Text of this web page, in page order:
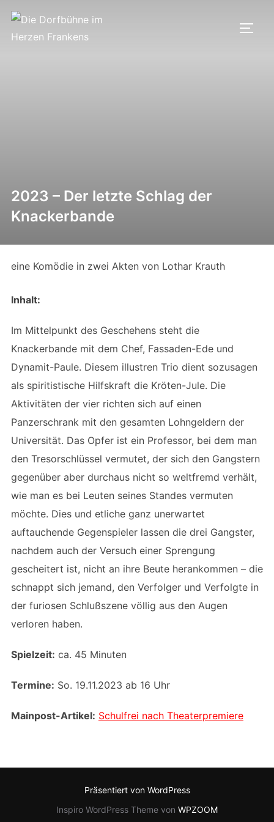
Zum
Inhalt
springen
2023 – Der letzte Schlag der
Knackerbande
eine Komödie in zwei Akten von Lothar Krauth
Inhalt:
Im Mittelpunkt des Geschehens steht die
Knackerbande mit dem Chef, Fassaden-Ede und
Dynamit-Paule. Diesem illustren Trio dient sozusagen
als spiritistische Hilfskraft die Kröten-Jule. Die
Aktivitäten der vier richten sich auf einen
Panzerschrank mit den gesamten Lohngeldern der
Universität. Das Opfer ist ein Professor, bei dem man
den Tresorschlüssel vermutet, der sich den Gangstern
gegenüber aber durchaus nicht so weltfremd verhält,
wie man es bei Leuten seines Standes vermuten
möchte. Dies und etliche ganz unerwartet
auftauchende Gegenspieler lassen die drei Gangster,
nachdem auch der Versuch einer Sprengung
gescheitert ist, nicht an ihre Beute herankommen – die
schnappt sich jemand, den Verfolger und Verfolgte in
der furiosen Schlußszene völlig aus den Augen
verloren haben.
Spielzeit: ca. 45 Minuten
Termine: So. 19.11.2023 ab 16 Uhr
Mainpost-Artikel: Schulfrei nach Theaterpremiere
Präsentiert von WordPress
Inspiro WordPress Theme von WPZOOM